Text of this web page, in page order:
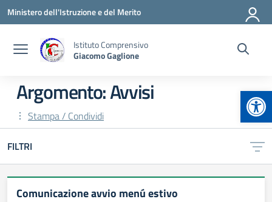
Vai ai contenuti
Vai al menu di navigazione
Vai al footer
Ministero dell'Istruzione e del Merito
Istituto Comprensivo
Giacomo Gaglione
Argomento: Avvisi
Stampa / Condividi
FILTRI
Comunicazione avvio menú estivo